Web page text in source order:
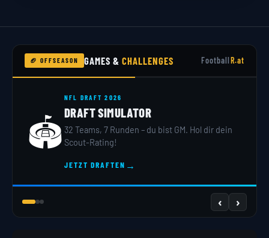
🏈 OFFSEASON GAMES &CHALLENGES FootballR.at
🏟️
NFL DRAFT 2026
DRAFT SIMULATOR
32 Teams, 7 Runden – du bist GM. Hol dir dein
Scout-Rating!
JETZT DRAFTEN →
‹ ›